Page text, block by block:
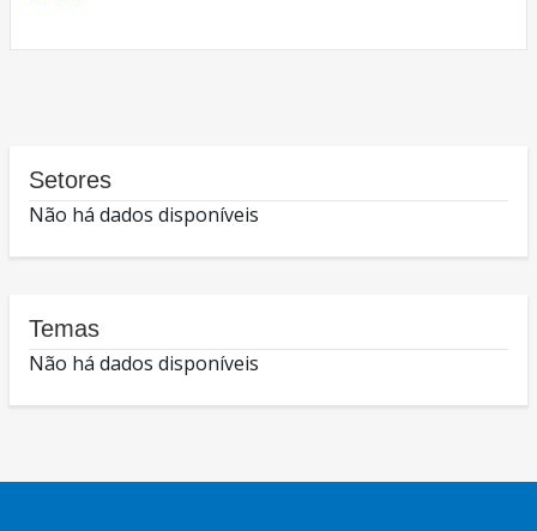
Setores
Não há dados disponíveis
Temas
Não há dados disponíveis